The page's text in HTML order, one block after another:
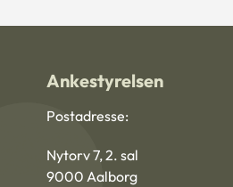
Ankestyrelsen
Postadresse:
Nytorv 7, 2. sal
9000 Aalborg